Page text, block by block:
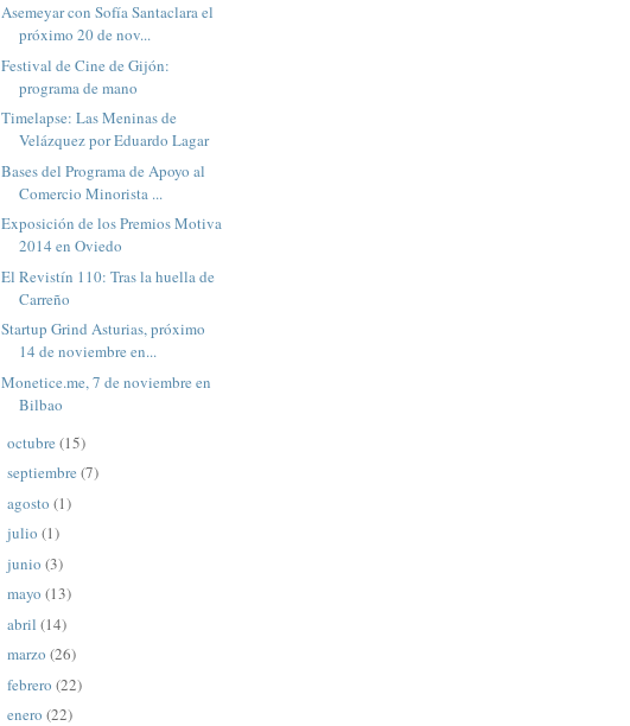
Asemeyar con Sofía Santaclara el
próximo 20 de nov...
Festival de Cine de Gijón:
programa de mano
Timelapse: Las Meninas de
Velázquez por Eduardo Lagar
Bases del Programa de Apoyo al
Comercio Minorista ...
Exposición de los Premios Motiva
2014 en Oviedo
El Revistín 110: Tras la huella de
Carreño
Startup Grind Asturias, próximo
14 de noviembre en...
Monetice.me, 7 de noviembre en
Bilbao
octubre (15)
septiembre (7)
agosto (1)
julio (1)
junio (3)
mayo (13)
abril (14)
marzo (26)
febrero (22)
enero (22)